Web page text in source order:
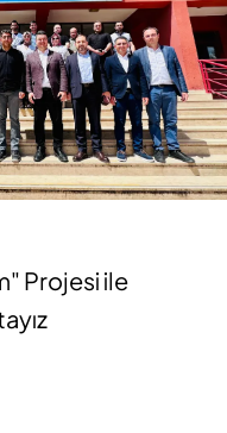
Projesi ile